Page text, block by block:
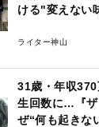
ける"変えない
ライター神山
31歳・年収
生回数に…『ザ
ぜ“何も起きな